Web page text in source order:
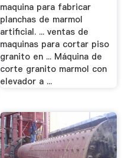
maquina para fabricar
planchas de marmol
artificial. ... ventas de
maquinas para cortar piso
granito en ... Máquina de
corte granito marmol con
elevador a ...